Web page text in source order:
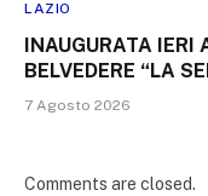
LAZIO
INAUGURATA
BELVEDERE “LA
7 Agosto 2026
Comments are closed.